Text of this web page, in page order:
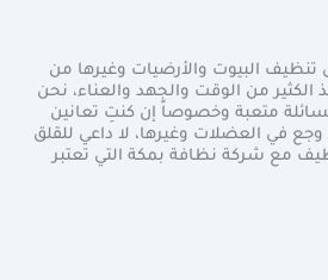
البيوت والأرضيات وغيرها من
الكثير من الوقت والجهد والعناء، نحن
متعبة وخصوصاً إن كنتِ تعانين
في العضلات وغيرها، لا داعي للقلق
مع شركة نظافة بمكة التي تعتبر